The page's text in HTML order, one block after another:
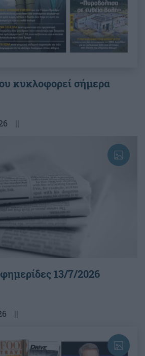
κυκλοφορεί σήμερα
||
13/7/2026
||